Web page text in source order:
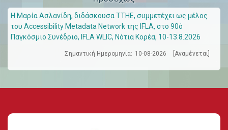
Η Μαρία Ασλανίδη, διδάσκουσα ΤΤΗΕ, συμμετέχει ως μέλος
του Accessibility Metadata Network της IFLA, στο 90ό
Παγκόσμιο Συνέδριο, IFLA WLIC, Νότια Κορέα, 10-13.8.2026
Σημαντική Ημερομηνία: 10-08-2026 [Αναμένεται]